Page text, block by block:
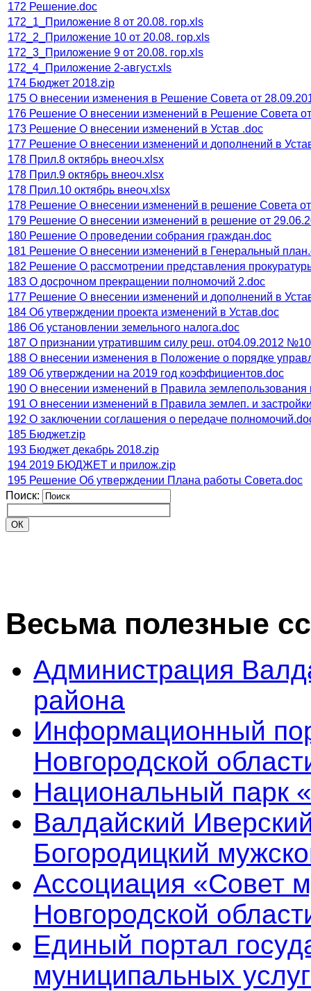
172 Решение.doc
172_1_Приложение 8 от 20.08. гор.xls
172_2_Приложение 10 от 20.08. гор.xls
172_3_Приложение 9 от 20.08. гор.xls
172_4_Приложение 2-август.xls
174 Бюджет 2018.zip
175 О внесении изменения в Решение Совета от
176 Решение О внесении изменений в Решение Совета
173 Решение О внесении изменений в Устав .doc
177 Решение О внесении изменений и дополнений в
178 Прил.8 октябрь внеоч.xlsx
178 Прил.9 октябрь внеоч.xlsx
178 Прил.10 октябрь внеоч.xlsx
178 Решение О внесении изменений в решение Совета
179 Решение О внесении изменений в решение от
180 Решение О проведении собрания граждан.doc
181 Решение О внесении изменений в Генеральный
182 Решение О рассмотрении представления
183 О досрочном прекращении полномочий 2.doc
177 Решение О внесении изменений и дополнений в
184 Об утверждении проекта изменений в Устав.doc
186 Об установлении земельного налога.doc
187 О признании утратившим силу реш. от04.09.2012
188 О внесении изменения в Положение о порядке
189 Об утверждении на 2019 год коэффициентов.doc
190 О внесении изменений в Правила землепользования
191 О внесении изменений в Правила землеп. и
192 О заключении соглашения о передаче
185 Бюджет.zip
193 Бюджет декабрь 2018.zip
194 2019 БЮДЖЕТ и прилож.zip
195 Решение Об утверждении Плана работы Совета.doc
Поиск:
Весьма полезные
Администрация
района
Информационный
Новгородской
Национальный парк
Валдайский
Богородицкий
Ассоциация «Совет
Новгородской
Единый портал
муниципальных